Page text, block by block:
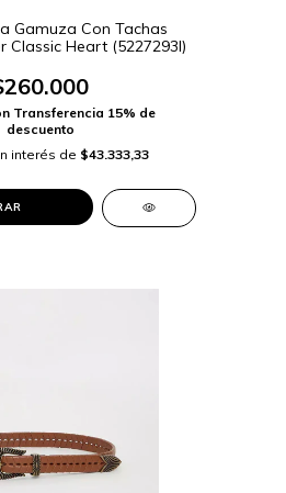
Gamuza Con Tachas
Classic Heart (5227293I)
Transferencia 15% de
descuento
interés de $43.333,33